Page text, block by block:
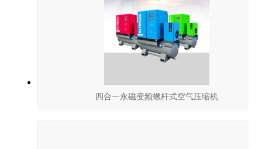
四合一永磁变频螺杆式空气压缩机